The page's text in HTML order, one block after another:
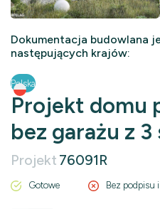
Dokumentacja budowlana
następujących krajów:
Polska
Projekt domu
bez garażu z
Projekt 76091R
Gotowe Bez podpisu